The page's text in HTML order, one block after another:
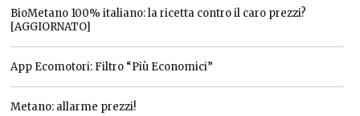
BioMetano 100% italiano: la ricetta contro il caro prezzi?
[AGGIORNATO]
App Ecomotori: Filtro “Più Economici”
Metano: allarme prezzi!